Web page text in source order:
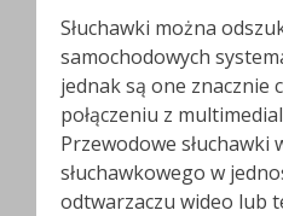
Słuchawki można
samochodowych
jednak są one znacznie
połączeniu z
Przewodowe słuchawki
słuchawkowego w
odtwarzaczu wideo lub